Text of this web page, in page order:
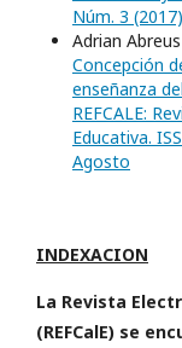
Núm. 3
Adrian
Concepción
enseñanza
REFCALE:
Educativa.
Agosto
INDEXACION
La Revista
(REFCalE) se